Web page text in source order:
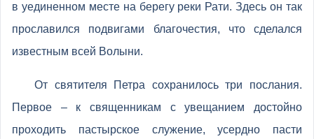
в уединенном месте на берегу реки Рати. Здесь он так
прославился подвигами благочестия, что сделался
известным всей Волыни.
От святителя Петра сохранилось три послания.
Первое – к священникам с увещанием достойно
проходить пастырское служение, усердно пасти